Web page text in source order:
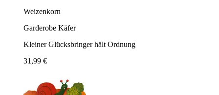
Weizenkorn
Garderobe Käfer
Kleiner Glücksbringer hält Ordnung
31,99 €